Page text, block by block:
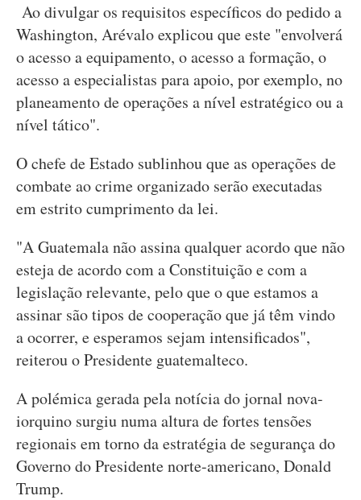
Ao divulgar os requisitos específicos do pedido a
Washington, Arévalo explicou que este "envolverá
o acesso a equipamento, o acesso a formação, o
acesso a especialistas para apoio, por exemplo, no
planeamento de operações a nível estratégico ou a
nível tático".
O chefe de Estado sublinhou que as operações de
combate ao crime organizado serão executadas
em estrito cumprimento da lei.
"A Guatemala não assina qualquer acordo que não
esteja de acordo com a Constituição e com a
legislação relevante, pelo que o que estamos a
assinar são tipos de cooperação que já têm vindo
a ocorrer, e esperamos sejam intensificados",
reiterou o Presidente guatemalteco.
A polémica gerada pela notícia do jornal nova-
iorquino surgiu numa altura de fortes tensões
regionais em torno da estratégia de segurança do
Governo do Presidente norte-americano, Donald
Trump.